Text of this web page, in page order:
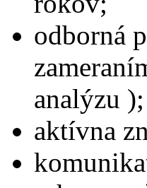
odborná
analýzu );
aktívna